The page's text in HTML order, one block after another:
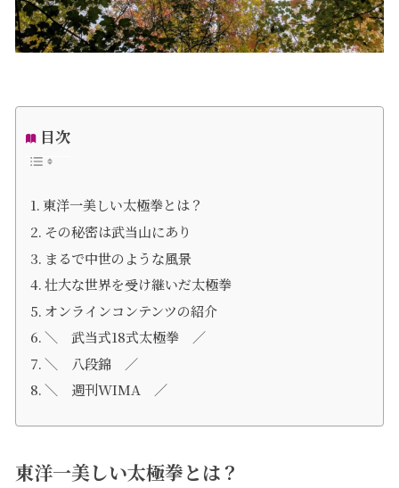
目次
東洋一美しい太極拳とは？
その秘密は武当山にあり
まるで中世のような風景
壮大な世界を受け継いだ太極拳
オンラインコンテンツの紹介
＼ 武当式18式太極拳 ／
＼ 八段錦 ／
＼ 週刊WIMA ／
東洋一美しい太極拳とは？